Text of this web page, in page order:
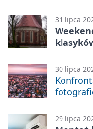
31 lipca
30 lipca
29 lipca